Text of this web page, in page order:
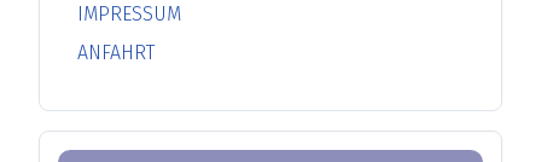
IMPRESSUM
ANFAHRT